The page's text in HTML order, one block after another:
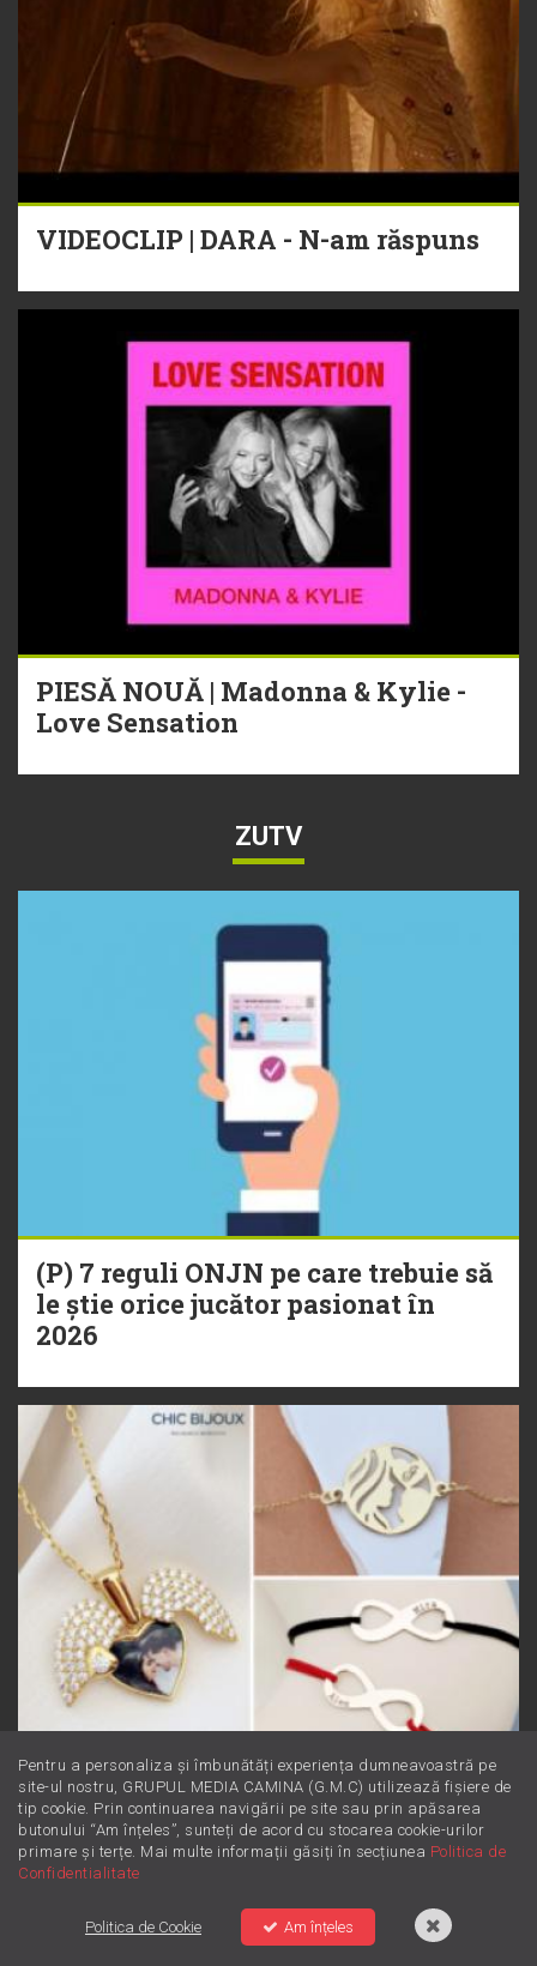
VIDEOCLIP | DARA - N-am răspuns
PIESĂ NOUĂ | Madonna & Kylie -
Love Sensation
ZUTV
(P) 7 reguli ONJN pe care trebuie să
le știe orice jucător pasionat în
2026
(P) Cadouri cu poveste: idei de
bijuterii care marchează momente
importante din viață
Pentru a personaliza și îmbunătăți experiența dumneavoastră pe
site-ul nostru, GRUPUL MEDIA CAMINA (G.M.C) utilizează fișiere de
tip cookie. Prin continuarea navigării pe site sau prin apăsarea
butonului “Am înțeles”, sunteți de acord cu stocarea cookie-urilor
primare și terțe. Mai multe informații găsiți în secțiunea Politica de
Confidentialitate
Politica de Cookie Am înțeles